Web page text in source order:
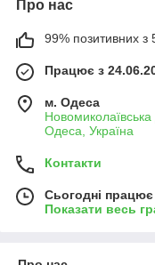
Про нас
99% позитивних з
Працює з
м. Одеса
Одеса, Україна
Контакти
Сьогодні
Показати весь